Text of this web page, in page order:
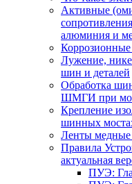
Активные
алюминия и
Коррозионные
Лужение,
шин и деталей
Обработка
ШМГИ при
Крепление
шинных
Ленты
Правила
актуальная
ПУЭ: